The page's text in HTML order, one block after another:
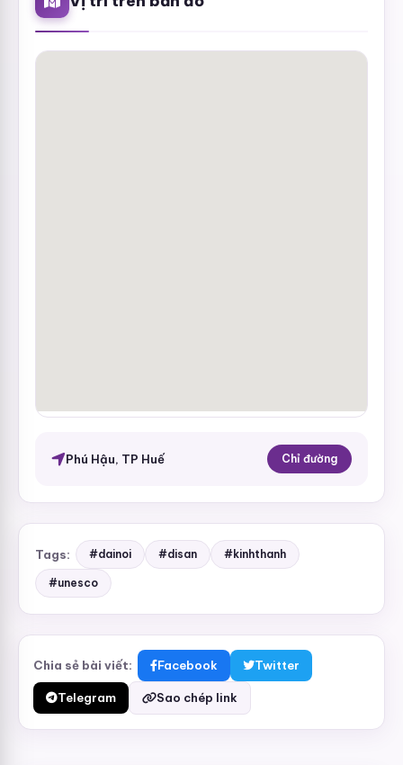
Phú Hậu, TP Huế Chỉ đường
Tags: #dainoi #disan #kinhthanh
#unesco
Chia sẻ bài viết: Facebook Twitter
Telegram Sao chép link